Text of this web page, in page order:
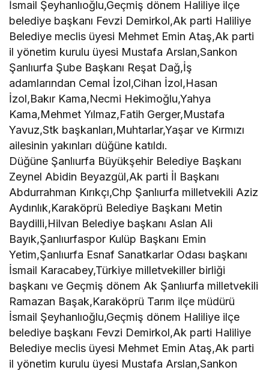
İsmail Şeyhanlıoğlu,Geçmiş dönem Haliliye ilçe
belediye başkanı Fevzi Demirkol,Ak parti Haliliye
Belediye meclis üyesi Mehmet Emin Ataş,Ak parti
il yönetim kurulu üyesi Mustafa Arslan,Sankon
Şanlıurfa Şube Başkanı Reşat Dağ,İş
adamlarından Cemal İzol,Cihan İzol,Hasan
İzol,Bakır Kama,Necmi Hekimoğlu,Yahya
Kama,Mehmet Yılmaz,Fatih Gerger,Mustafa
Yavuz,Stk başkanları,Muhtarlar,Yaşar ve Kırmızı
ailesinin yakınları düğüne katıldı.
Düğüne Şanlıurfa Büyükşehir Belediye Başkanı
Zeynel Abidin Beyazgül,Ak parti İl Başkanı
Abdurrahman Kırıkçı,Chp Şanlıurfa milletvekili Aziz
Aydınlık,Karaköprü Belediye Başkanı Metin
Baydilli,Hilvan Belediye başkanı Aslan Ali
Bayık,Şanlıurfaspor Kulüp Başkanı Emin
Yetim,Şanlıurfa Esnaf Sanatkarlar Odası başkanı
İsmail Karacabey,Türkiye milletvekiller birliği
başkanı ve Geçmiş dönem Ak Şanlıurfa milletvekili
Ramazan Başak,Karaköprü Tarım ilçe müdürü
İsmail Şeyhanlıoğlu,Geçmiş dönem Haliliye ilçe
belediye başkanı Fevzi Demirkol,Ak parti Haliliye
Belediye meclis üyesi Mehmet Emin Ataş,Ak parti
il yönetim kurulu üyesi Mustafa Arslan,Sankon